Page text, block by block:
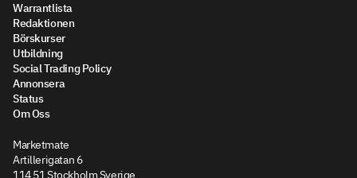
Warrantlista
Redaktionen
Börskurser
Utbildning
Social Trading Policy
Annonsera
Status
Om Oss
Marketmate
Artillerigatan 6
114 51 Stockholm Sverige